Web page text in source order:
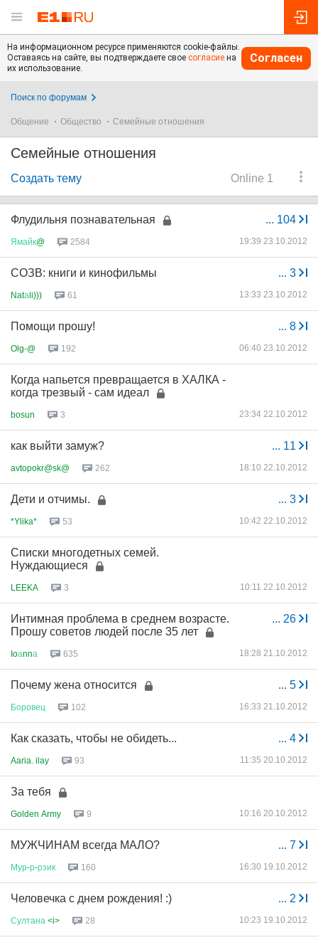
На информационном ресурсе применяются cookie-файлы.
Оставаясь на сайте, вы подтверждаете свое согласие на
их использование.
Согласен
Поиск по форумам
Общение Общество Семейные отношения
Семейные отношения
Online 1
Создать тему
... 104
Флудильня познавательная
Ямайк@ 2584 19:39 23.10.2012
... 3
СОЗВ: книги и кинофильмы
Natаli))) 61 13:33 23.10.2012
... 8
Помощи прошу!
Olg-@ 192 06:40 23.10.2012
Когда напьется превращается в ХАЛКА -
когда трезвый - сам идеал
bosun 3 23:34 22.10.2012
... 11
как выйти замуж?
avtopokr@sk@ 262 18:10 22.10.2012
... 3
Дети и отчимы.
*Ylika* 53 10:42 22.10.2012
Списки многодетных семей.
Нуждающиеся
LEEKA 3 10:11 22.10.2012
... 26
Интимная проблема в среднем возрасте.
Прошу советов людей после 35 лет
Ioаnnа 635 18:28 21.10.2012
... 5
Почему жена относится
Боровец 102 16:33 21.10.2012
... 4
Как сказать, чтобы не обидеть...
Aaria. ilay 93 11:35 20.10.2012
За тебя
Golden Army 9 10:16 20.10.2012
... 7
МУЖЧИНАМ всегда МАЛО?
Мур-р-рзик 160 16:30 19.10.2012
... 2
Человечка с днем рождения! :)
Султана <i> 28 10:23 19.10.2012